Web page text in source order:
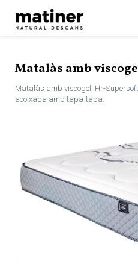
Matalàs amb
Matalàs amb viscogel, Hr-
acolxada amb tapa-tapa.